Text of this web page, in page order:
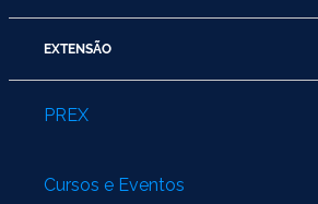
EXTENSÃO
PREX
Cursos e Eventos